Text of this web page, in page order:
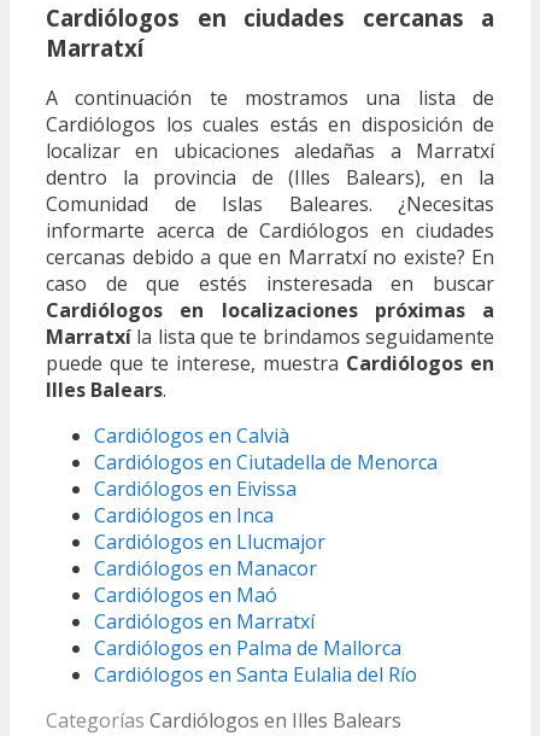
Cardiólogos en ciudades cercanas a
Marratxí
A continuación te mostramos una lista de
Cardiólogos los cuales estás en disposición de
localizar en ubicaciones aledañas a Marratxí
dentro la provincia de (Illes Balears), en la
Comunidad de Islas Baleares. ¿Necesitas
informarte acerca de Cardiólogos en ciudades
cercanas debido a que en Marratxí no existe? En
caso de que estés insteresada en buscar
Cardiólogos en localizaciones próximas a
Marratxí la lista que te brindamos seguidamente
puede que te interese, muestra Cardiólogos en
Illes Balears.
Cardiólogos en Calvià
Cardiólogos en Ciutadella de Menorca
Cardiólogos en Eivissa
Cardiólogos en Inca
Cardiólogos en Llucmajor
Cardiólogos en Manacor
Cardiólogos en Maó
Cardiólogos en Marratxí
Cardiólogos en Palma de Mallorca
Cardiólogos en Santa Eulalia del Río
Categorías Cardiólogos en Illes Balears